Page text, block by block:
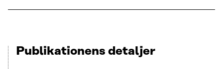
Publikationens detaljer